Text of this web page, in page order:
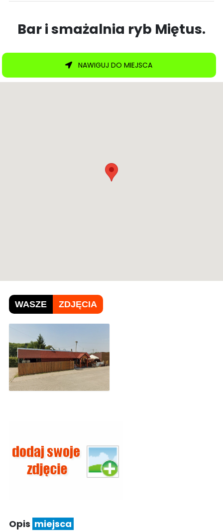
Bar i smażalnia ryb Miętus.
NAWIGUJ DO MIEJSCA
WASZE ZDJĘCIA
Opis miejsca